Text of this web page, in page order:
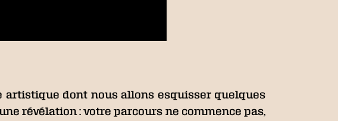
artistique dont nous allons esquisser quelques
révélation : votre parcours ne commence pas,